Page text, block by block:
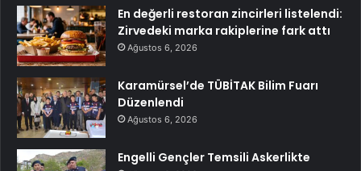
En değerli restoran zincirleri listelendi:
Zirvedeki marka rakiplerine fark attı
Ağustos 6, 2026
Karamürsel’de TÜBİTAK Bilim Fuarı
Düzenlendi
Ağustos 6, 2026
Engelli Gençler Temsili Askerlikte